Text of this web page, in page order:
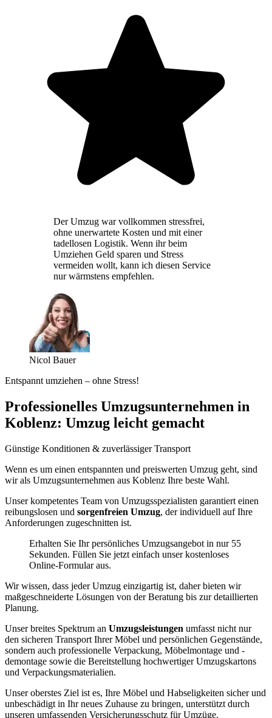
Der Umzug war vollkommen stressfrei,
ohne unerwartete Kosten und mit einer
tadellosen Logistik. Wenn ihr beim
Umziehen Geld sparen und Stress
vermeiden wollt, kann ich diesen Service
nur wärmstens empfehlen.
Nicol Bauer
Entspannt umziehen – ohne Stress!
Professionelles Umzugsunternehmen in
Koblenz: Umzug leicht gemacht
Günstige Konditionen & zuverlässiger Transport
Wenn es um einen entspannten und preiswerten Umzug geht, sind
wir als Umzugsunternehmen aus Koblenz Ihre beste Wahl.
Unser kompetentes Team von Umzugsspezialisten garantiert einen
reibungslosen und sorgenfreien Umzug, der individuell auf Ihre
Anforderungen zugeschnitten ist.
Erhalten Sie Ihr persönliches Umzugsangebot in nur 55
Sekunden. Füllen Sie jetzt einfach unser kostenloses
Online-Formular aus.
Wir wissen, dass jeder Umzug einzigartig ist, daher bieten wir
maßgeschneiderte Lösungen von der Beratung bis zur detaillierten
Planung.
Unser breites Spektrum an Umzugsleistungen umfasst nicht nur
den sicheren Transport Ihrer Möbel und persönlichen Gegenstände,
sondern auch professionelle Verpackung, Möbelmontage und -
demontage sowie die Bereitstellung hochwertiger Umzugskartons
und Verpackungsmaterialien.
Unser oberstes Ziel ist es, Ihre Möbel und Habseligkeiten sicher und
unbeschädigt in Ihr neues Zuhause zu bringen, unterstützt durch
unseren umfassenden Versicherungsschutz für Umzüge.